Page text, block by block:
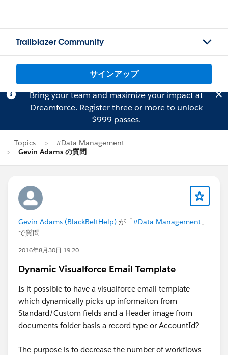
Trailblazer Community
サインアップ
Bring your team and maximize your impact at
Dreamforce. Registerthree or more to unlock
$999 passes.
Topics
#Data Management
Gevin Adams の質問
Gevin Adams (BlackBeltHelp) が「#Data Management 」
で質問
2016年8月30日 19:20
Dynamic Visualforce Email Template
Is it possible to have a visualforce email template
which dynamically picks up informaiton from
Standard/Custom fields and a Header image from
documents folder basis a record type or AccountId?
The purpose is to decrease the number of workflows